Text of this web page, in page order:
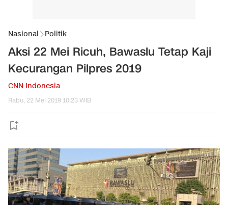
Nasional Politik
Aksi 22 Mei Ricuh, Bawaslu Tetap Kaji
Kecurangan Pilpres 2019
CNN Indonesia
Rabu, 22 Mei 2019 10:23 WIB